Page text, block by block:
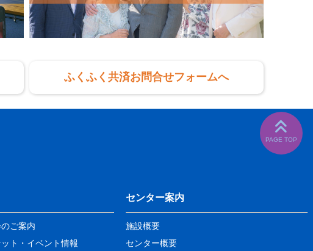
ふくふく共済お問合せフォームへ
ご案内
ト・イベント情報
センター案内
施設概要
センター概要